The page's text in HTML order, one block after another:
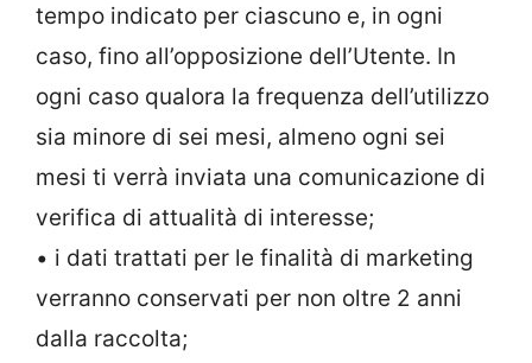
tempo indicato per ciascuno e, in ogni
caso, fino all’opposizione dell’Utente. In
ogni caso qualora la frequenza dell’utilizzo
sia minore di sei mesi, almeno ogni sei
mesi ti verrà inviata una comunicazione di
verifica di attualità di interesse;
• i dati trattati per le finalità di marketing
verranno conservati per non oltre 2 anni
dalla raccolta;